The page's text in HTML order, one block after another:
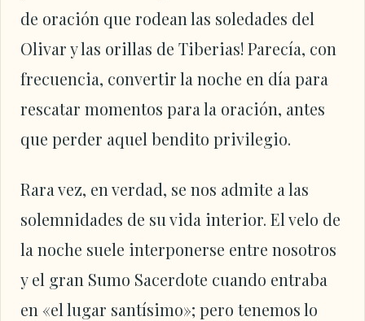
de oración que rodean las soledades del
Olivar y las orillas de Tiberias! Parecía, con
frecuencia, convertir la noche en día para
rescatar momentos para la oración, antes
que perder aquel bendito privilegio.
Rara vez, en verdad, se nos admite a las
solemnidades de su vida interior. El velo de
la noche suele interponerse entre nosotros
y el gran Sumo Sacerdote cuando entraba
en «el lugar santísimo»; pero tenemos lo